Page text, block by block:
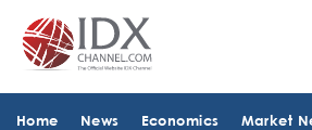
Home News Economics Market